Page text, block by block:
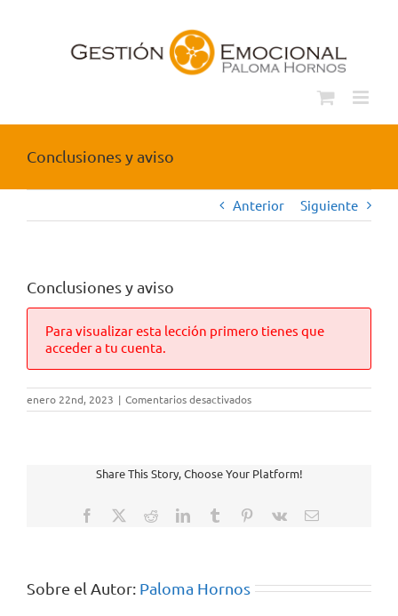
Conclusiones y aviso
Anterior Siguiente
Conclusiones y aviso
Para visualizar esta lección primero tienes que
acceder a tu cuenta.
enero 22nd, 2023 | Comentarios desactivadosen
Conclusiones
Share This Story, Choose Your Platform!
Facebook RedditLinkedInTumblr Pinterest
Vk
Correo
Sobre el Autor: Paloma Hornos